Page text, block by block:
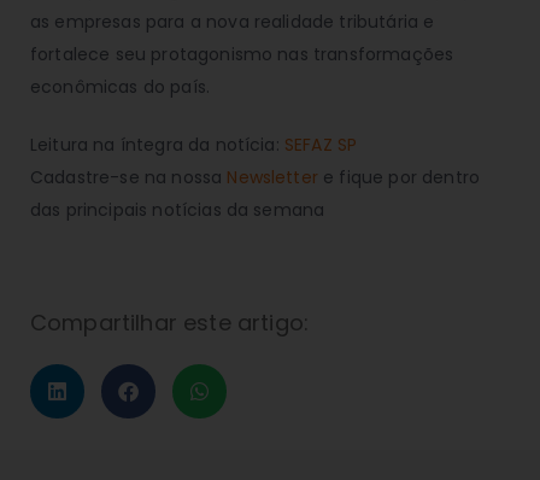
as empresas para a nova realidade tributária e
fortalece seu protagonismo nas transformações
econômicas do país.
Leitura na íntegra da notícia: SEFAZ SP
Cadastre-se na nossa Newslettere fique por dentro
das principais notícias da semana
Compartilhar este artigo: